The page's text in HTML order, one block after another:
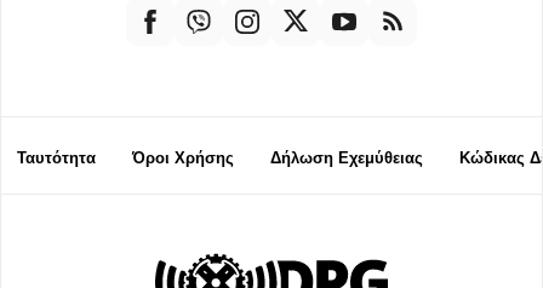
Ταυτότητα Όροι Χρήσης Δήλωση Εχεμύθειας Κώδικας